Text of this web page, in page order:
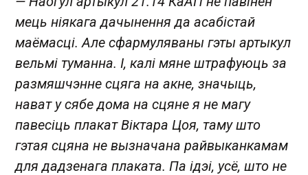
мець ніякага дачынення да асабістай
маёмасці. Але сфармуляваны гэты артыкул
вельмі туманна. І, калі мяне штрафуюць за
размяшчэнне сцяга на акне, значыць,
нават у сябе дома на сцяне я не магу
павесіць плакат Віктара Цоя, таму што
гэтая сцяна не вызначана райвыканкамам
для дадзенага плаката. Па ідэі, усё, што не